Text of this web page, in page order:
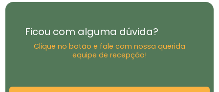
Ficou com alguma dúvida?
Clique no botão e fale com nossa querida
equipe de recepção!